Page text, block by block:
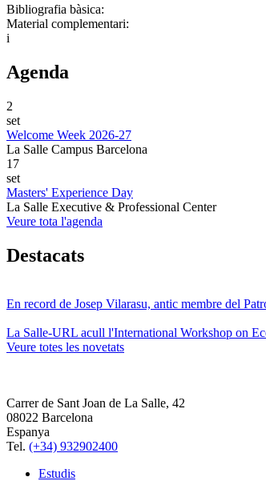
Bibliografia bàsica:
Material complementari:
i
Agenda
2
set
Welcome Week 2026-27
La Salle Campus Barcelona
17
set
Masters' Experience Day
La Salle Executive & Professional Center
Veure tota l'agenda
Destacats
En record de Josep Vilarasu, antic membre del
La Salle-URL acull l'International Workshop on
Veure totes les novetats
Carrer de Sant Joan de La Salle, 42
08022 Barcelona
Espanya
Tel. (+34) 932902400
Estudis